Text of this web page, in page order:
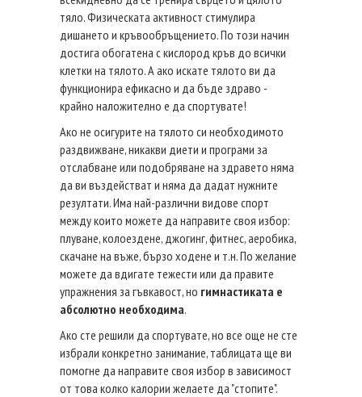
тяло. Физическата активност стимулира
дишането и кръвообръщението. По този начин
достига обогатена с кислород кръв до всички
клетки на тялото. А ако искате тялото ви да
функционира ефикасно и да бъде здраво -
крайно наложително е да спортувате!
Ако не осигурите на тялото си необходимото
раздвижване, никакви диети и програми за
отслабване или подобряване на здравето няма
да ви въздействат и няма да дадат нужните
резултати. Има най-различни видове спорт
между които можете да направите своя избор:
плуване, колоездене, джогинг, фитнес, аеробика,
скачане на въже, бързо ходене и т.н. По желание
можете да вдигате тежести или да правите
упражнения за гъвкавост, но гимнастиката е
абсолютно необходима.
Ако сте решили да спортувате, но все още не сте
избрали конкретно занимание, таблицата ще ви
помогне да направите своя избор в зависимост
от това колко калории желаете да "стопите".